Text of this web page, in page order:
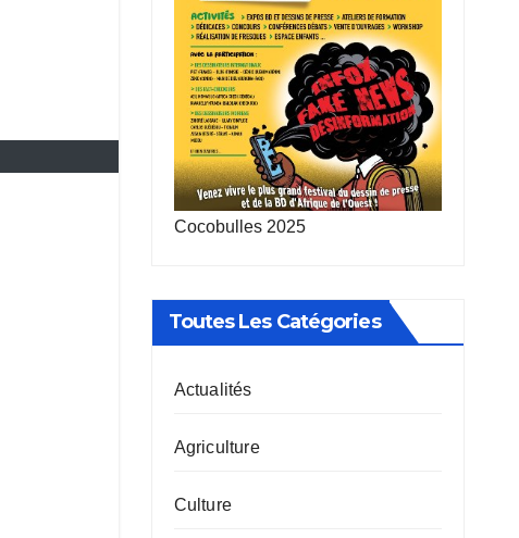
Cocobulles 2025
Toutes Les Catégories
Actualités
Agriculture
Culture